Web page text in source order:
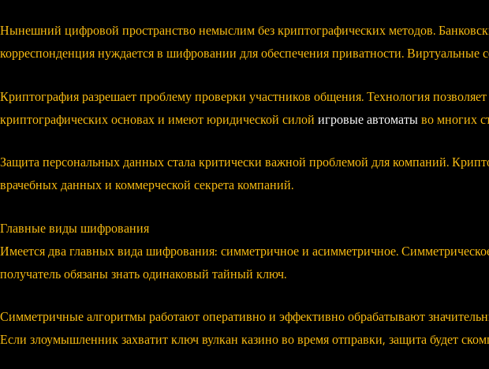
Нынешний цифровой пространство немыслим без криптографических методов.
корреспонденция нуждается в шифровании для обеспечения приватности.
Криптография разрешает проблему проверки участников общения. Технология
криптографических основах и имеют юридической силойигровые автоматыво многих
Защита персональных данных стала критически важной проблемой для компаний.
врачебных данных и коммерческой секрета компаний.
Главные виды шифрования
Имеется два главных вида шифрования: симметричное и асимметричное.
получатель обязаны знать одинаковый тайный ключ.
Симметричные алгоритмы работают оперативно и эффективно обрабатывают
Если злоумышленник захватит ключ вулкан казино во время отправки, защита будет